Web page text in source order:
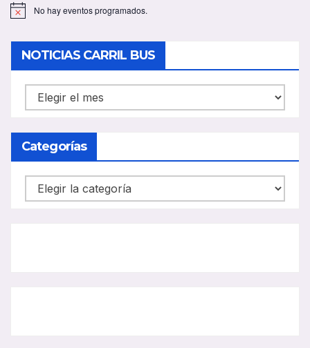
No hay eventos programados.
NOTICIAS CARRIL BUS
NOTICIAS
CARRIL
BUS
Categorías
Categorías